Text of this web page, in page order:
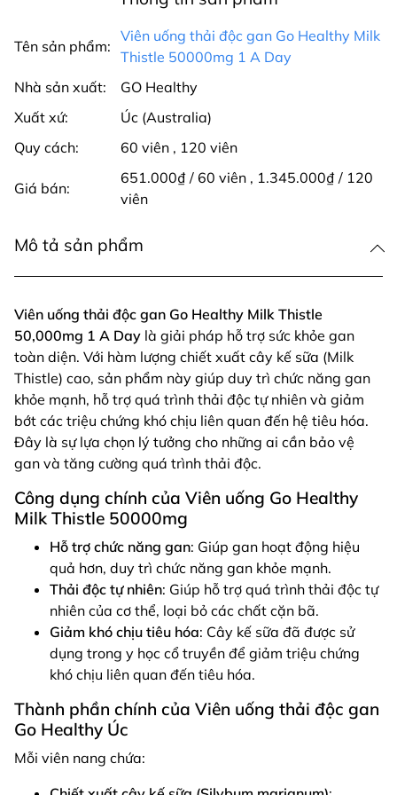
Tên sản phẩm:
Viên uống thải độc gan Go Healthy Milk
Thistle 50000mg 1 A Day
Nhà sản xuất:
GO Healthy
Xuất xứ:
Úc (Australia)
Quy cách:
60 viên , 120 viên
Giá bán:
651.000₫ / 60 viên , 1.345.000₫ / 120
viên
Mô tả sản phẩm
Viên uống thải độc gan Go Healthy Milk Thistle
50,000mg 1 A Day là giải pháp hỗ trợ sức khỏe gan
toàn diện. Với hàm lượng chiết xuất cây kế sữa (Milk
Thistle) cao, sản phẩm này giúp duy trì chức năng gan
khỏe mạnh, hỗ trợ quá trình thải độc tự nhiên và giảm
bớt các triệu chứng khó chịu liên quan đến hệ tiêu hóa.
Đây là sự lựa chọn lý tưởng cho những ai cần bảo vệ
gan và tăng cường quá trình thải độc.
Công dụng chính của Viên uống Go Healthy
Milk Thistle 50000mg
Hỗ trợ chức năng gan: Giúp gan hoạt động hiệu
quả hơn, duy trì chức năng gan khỏe mạnh.
Thải độc tự nhiên: Giúp hỗ trợ quá trình thải độc tự
nhiên của cơ thể, loại bỏ các chất cặn bã.
Giảm khó chịu tiêu hóa: Cây kế sữa đã được sử
dụng trong y học cổ truyền để giảm triệu chứng
khó chịu liên quan đến tiêu hóa.
Thành phần chính của Viên uống thải độc gan
Go Healthy Úc
Mỗi viên nang chứa: